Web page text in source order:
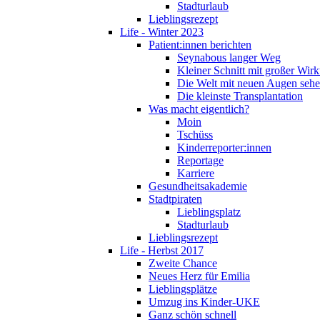
Stadturlaub
Lieblingsrezept
Life - Winter 2023
Patient:innen berichten
Seynabous langer Weg
Kleiner Schnitt mit großer
Die Welt mit neuen Augen
Die kleinste Transplantation
Was macht eigentlich?
Moin
Tschüss
Kinderreporter:innen
Reportage
Karriere
Gesundheitsakademie
Stadtpiraten
Lieblingsplatz
Stadturlaub
Lieblingsrezept
Life - Herbst 2017
Zweite Chance
Neues Herz für Emilia
Lieblingsplätze
Umzug ins Kinder-UKE
Ganz schön schnell